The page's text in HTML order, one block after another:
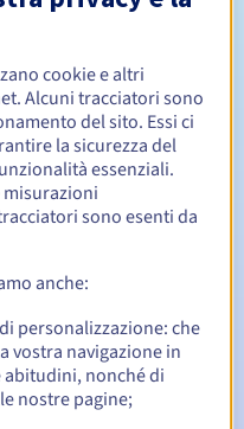
Da 1 a 9 anni
30 giorni
giorni prima della
notificare la
cookie e altri
Alcuni tracciatori sono
del sito. Essi ci
la sicurezza del
essenziali.
sono esenti da
anche:
personalizzazione: che
vostra navigazione in
abitudini, nonché di
nostre pagine;